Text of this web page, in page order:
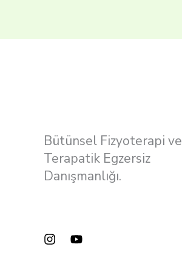
Bütünsel Fizyoterapi ve
Terapatik Egzersiz
Danışmanlığı.